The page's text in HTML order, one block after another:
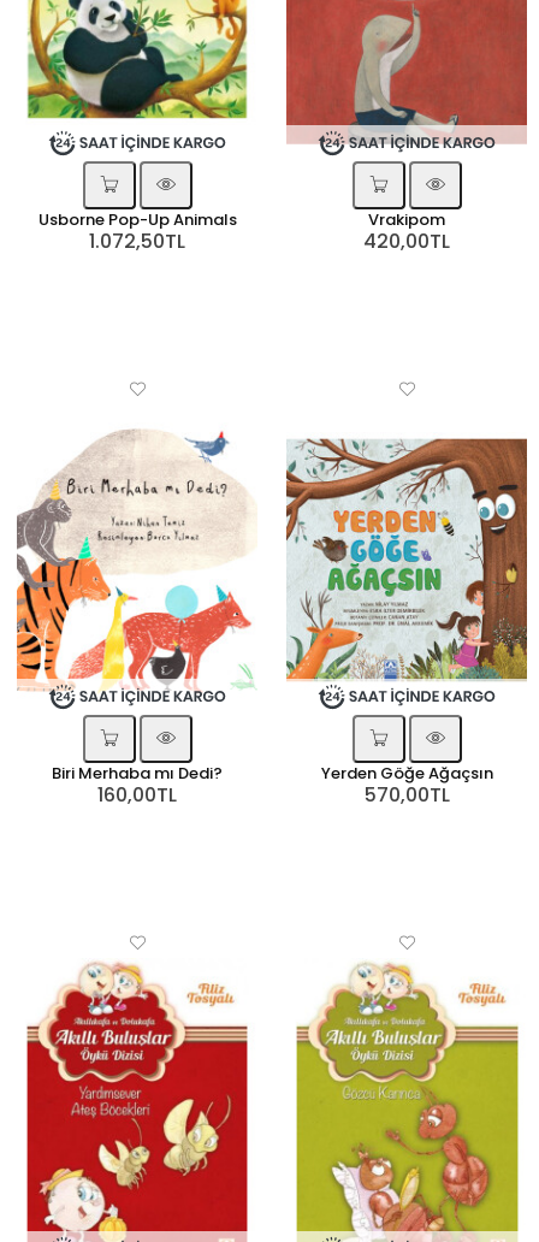
Usborne Pop-Up Animals
1.072,50TL
Vrakipom
420,00TL
Biri Merhaba mı Dedi?
160,00TL
Yerden Göğe Ağaçsın
570,00TL